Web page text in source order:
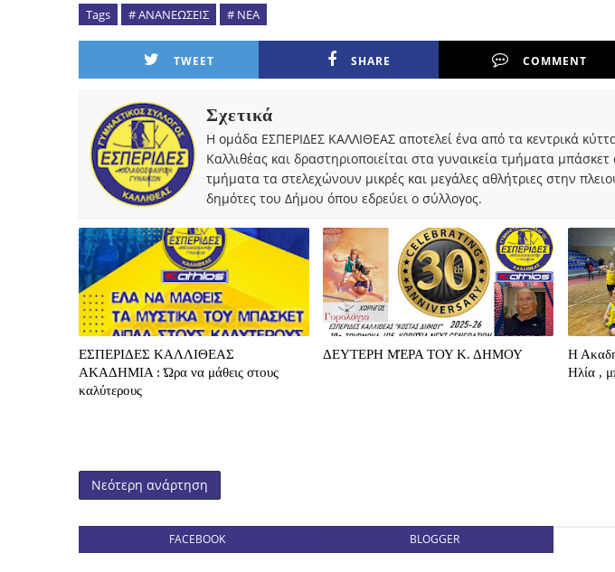
Tags # ΑΝΑΝΕΩΣΕΙΣ # ΝΕΑ
TWEET SHARE COMMENT
Σχετικά
Η ομάδα ΕΣΠΕΡΙΔΕΣ ΚΑΛΛΙΘΕΑΣ αποτελεί ένα από τα κεντρικά
Καλλιθέας και δραστηριοποιείται στα γυναικεία τμήματα
τμήματα τα στελεχώνουν μικρές και μεγάλες αθλήτριες στην
δημότες του Δήμου όπου εδρεύει ο σύλλογος.
ΕΣΠΕΡΙΔΕΣ ΚΑΛΛΙΘΕΑΣ
ΑΚΑΔΗΜΙΑ : Ώρα να μάθεις στους
καλύτερους
ΔΕΥΤΕΡΗ ΜΈΡΑ ΤΟΥ Κ. ΔΗΜΟΥ
Η
Ηλία ,
Νεότερη ανάρτηση
FACEBOOK BLOGGER